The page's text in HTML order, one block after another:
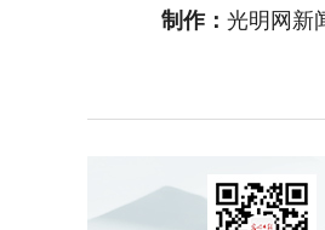
制作：光明网新